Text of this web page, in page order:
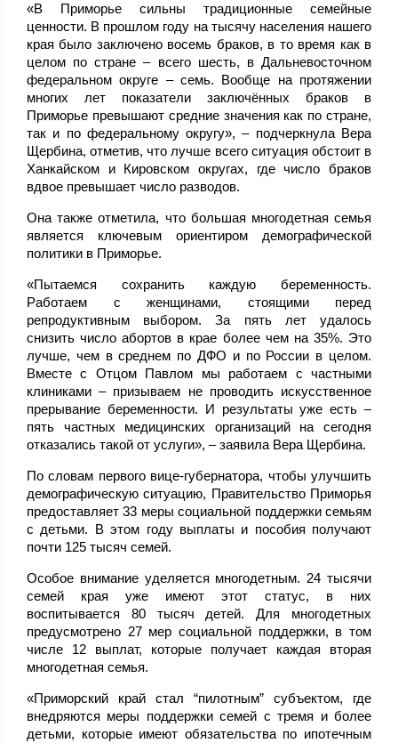
«В Приморье сильны традиционные семейные
ценности. В прошлом году на тысячу населения нашего
края было заключено восемь браков, в то время как в
целом по стране – всего шесть, в Дальневосточном
федеральном округе – семь. Вообще на протяжении
многих лет показатели заключённых браков в
Приморье превышают средние значения как по стране,
так и по федеральному округу», – подчеркнула Вера
Щербина, отметив, что лучше всего ситуация обстоит в
Ханкайском и Кировском округах, где число браков
вдвое превышает число разводов.
Она также отметила, что большая многодетная семья
является ключевым ориентиром демографической
политики в Приморье.
«Пытаемся сохранить каждую беременность.
Работаем с женщинами, стоящими перед
репродуктивным выбором. За пять лет удалось
снизить число абортов в крае более чем на 35%. Это
лучше, чем в среднем по ДФО и по России в целом.
Вместе с Отцом Павлом мы работаем с частными
клиниками – призываем не проводить искусственное
прерывание беременности. И результаты уже есть –
пять частных медицинских организаций на сегодня
отказались такой от услуги», – заявила Вера Щербина.
По словам первого вице-губернатора, чтобы улучшить
демографическую ситуацию, Правительство Приморья
предоставляет 33 меры социальной поддержки семьям
с детьми. В этом году выплаты и пособия получают
почти 125 тысяч семей.
Особое внимание уделяется многодетным. 24 тысячи
семей края уже имеют этот статус, в них
воспитывается 80 тысяч детей. Для многодетных
предусмотрено 27 мер социальной поддержки, в том
числе 12 выплат, которые получает каждая вторая
многодетная семья.
«Приморский край стал “пилотным” субъектом, где
внедряются меры поддержки семей с тремя и более
детьми, которые имеют обязательства по ипотечным